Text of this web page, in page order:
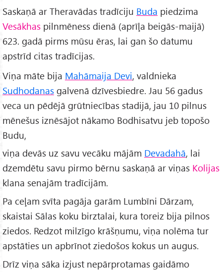
Saskaņā ar Theravādas tradīciju Buda piedzima
Vesākhas pilnmēness dienā (aprīļa beigās-maijā)
623. gadā pirms mūsu ēras, lai gan šo datumu
apstrīd citas tradīcijas.
Viņa māte bija Mahāmaija Devi, valdnieka
Sudhodanas galvenā dzīvesbiedre. Jau 56 gadus
veca un pēdējā grūtniecības stadijā, jau 10 pilnus
mēnešus iznēsājot nākamo Bodhisatvu jeb topošo
Budu,
viņa devās uz savu vecāku mājām Devadahā, lai
dzemdētu savu pirmo bērnu saskaņā ar viņas Kolijas
klana senajām tradīcijām.
Pa ceļam svīta pagāja garām Lumbīni Dārzam,
skaistai Sālas koku birztalai, kura toreiz bija pilnos
ziedos. Redzot milzīgo krāšņumu, viņa nolēma tur
apstāties un apbrīnot ziedošos kokus un augus.
Drīz viņa sāka izjust nepārprotamas gaidāmo